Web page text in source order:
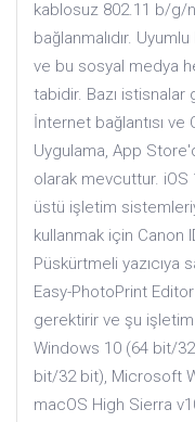
kablosuz 802.11 b/g/
bağlanmalıdır.
ve bu sosyal medya
tabidir. Bazı istisnalar
İnternet bağlantısı
Uygulama, App
olarak mevcuttur. iOS
üstü işletim
kullanmak için Canon
Püskürtmeli yazıcıya
Easy-PhotoPrint Editor
gerektirir ve şu
Windows 10 (64 bit/
bit/32 bit), Microsoft
macOS High Sierra